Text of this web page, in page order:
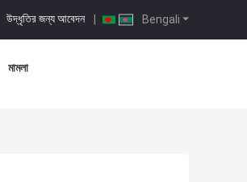
Bengali
উদ্ধৃতির জন্য আবেদন |
মামলা